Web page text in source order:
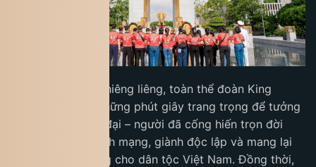
Trong không khí thiêng liêng, toàn thể đoàn King
Coffee đã dành những phút giây trang trọng để tưởng
niệm vị lãnh tụ vĩ đại – người đã cống hiến trọn đời
cho sự nghiệp cách mạng, giành độc lập và mang lại
tương lai tươi sáng cho dân tộc Việt Nam. Đồng thời,